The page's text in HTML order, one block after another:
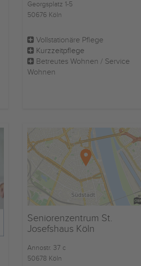
Georgsplatz 1-5
50676 Köln
Vollstationäre Pflege
Kurzzeitpflege
Betreutes Wohnen / Service
Wohnen
Seniorenzentrum St.
Josefshaus Köln
Annostr. 37 c
50678 Köln